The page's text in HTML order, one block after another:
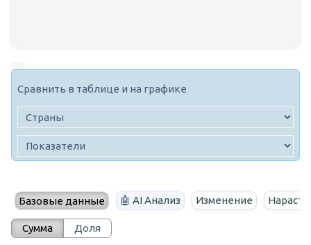
Сравнить в таблице и на графике
Базовые данные 🤖 AI Анализ Изменение
Сумма Доля